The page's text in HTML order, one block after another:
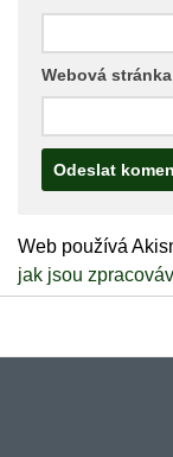
Webová stránka
Web používá
jak jsou